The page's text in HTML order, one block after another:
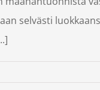
selvästi